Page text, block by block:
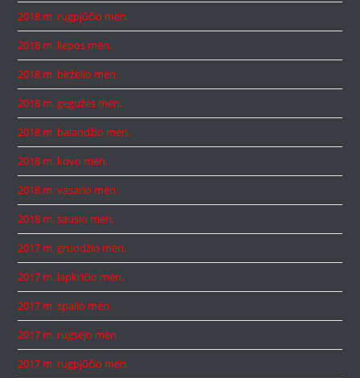
2018 m. rugpjūčio mėn.
2018 m. liepos mėn.
2018 m. birželio mėn.
2018 m. gegužės mėn.
2018 m. balandžio mėn.
2018 m. kovo mėn.
2018 m. vasario mėn.
2018 m. sausio mėn.
2017 m. gruodžio mėn.
2017 m. lapkričio mėn.
2017 m. spalio mėn.
2017 m. rugsėjo mėn.
2017 m. rugpjūčio mėn.